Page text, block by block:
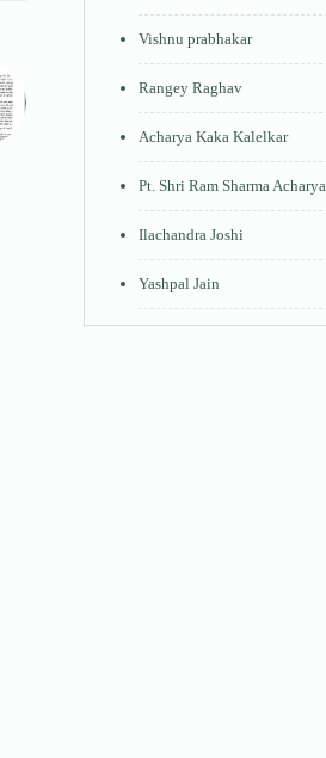
Vishnu prabhakar
Rangey Raghav
Acharya Kaka Kalelkar
Pt. Shri Ram Sharma Acharya
Ilachandra Joshi
Yashpal Jain